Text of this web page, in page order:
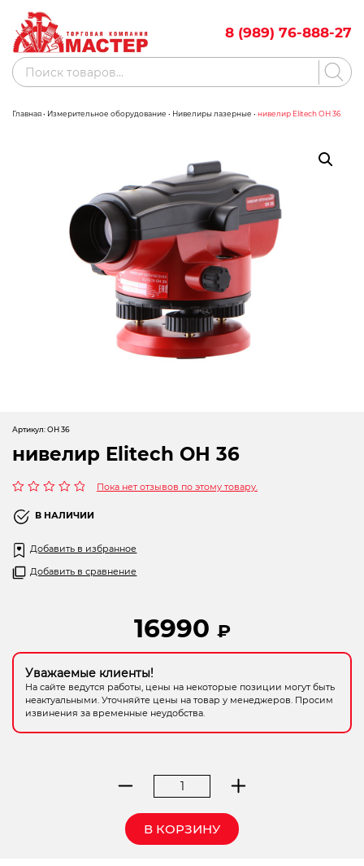
content
8 (989) 76-888-27
Акции Бренды
Водоснабжение
Измерительное оборудование
Инструмент ручной
Клининговое оборудование
Компрессорное оборудование
Подарочные сертификаты
Расходные материалы и оснастка
Сварочное оборудование
Строительное оборудование
Электроинструмент
Поиск
товаров
Главная• Измерительное оборудование • Нивелиры лазерные • нивелир Elitech ОН 36
Артикул:ОН 36
нивелир Elitech ОН 36
0
из
Пока нет отзывов по этому товару.
В НАЛИЧИИ
Добавить в избранное
Добавить в сравнение
16990 ₽
Уважаемые клиенты!
На сайте ведутся работы, цены на некоторые позиции могут быть
неактуальными. Уточняйте цены на товар у менеджеров. Просим
извинения за временные неудобства.
Количество
нивелир
Elitech
В КОРЗИНУ